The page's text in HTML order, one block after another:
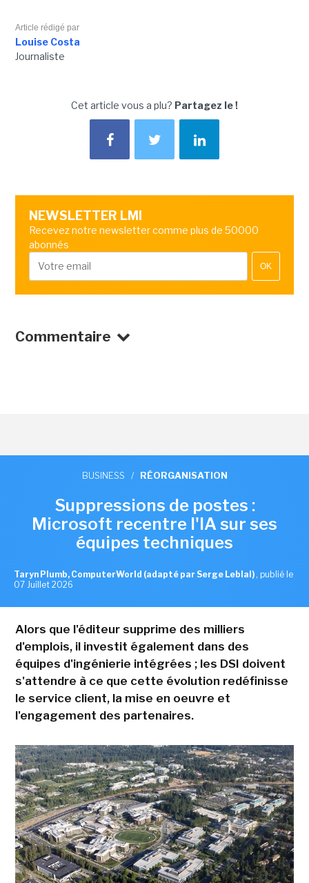
Article rédigé par
Louise Costa
Journaliste
Cet article vous a plu? Partagez le !
NEWSLETTER LMI
Recevez notre newsletter comme plus de 50000
abonnés
OK
Commentaire
BUSINESS / RÉORGANISATION
Suppressions de postes :
Microsoft recentre l'IA sur ses
équipes techniques
Taryn Plumb, ComputerWorld (adapté par Serge Leblal) , publié le
07 Juillet 2026
Alors que l'éditeur supprime des milliers
d'emplois, il investit également dans des
équipes d'ingénierie intégrées ; les DSI doivent
s'attendre à ce que cette évolution redéfinisse
le service client, la mise en oeuvre et
l'engagement des partenaires.